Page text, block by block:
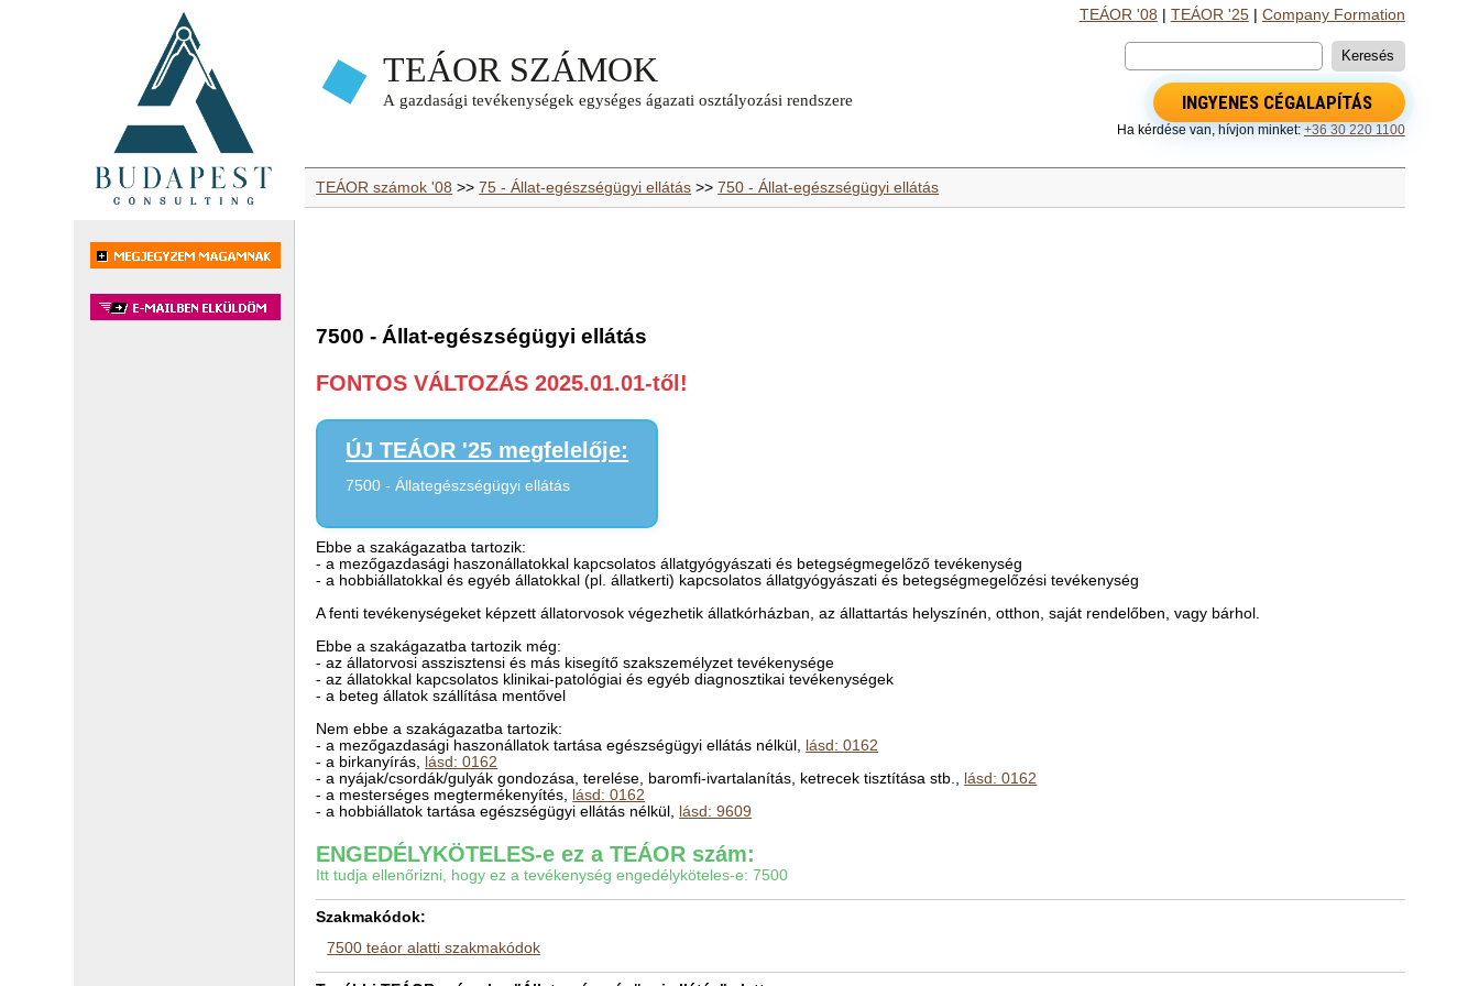
TEÁOR '08 TEÁOR '25| Company Formation
INGYENES CÉGALAPÍTÁS
Ha kérdése van, hívjon minket: +36 30 220 1100
TEÁOR számok '08 >>75 - Állat-egészségügyi ellátás >>750 - Állat-egészségügyi ellátás
7500 - Állat-egészségügyi ellátás
FONTOS VÁLTOZÁS 2025.01.01-től!
ÚJ TEÁOR '25 megfelelője:
7500 - Állategészségügyi ellátás
Ebbe a szakágazatba tartozik:
- a mezőgazdasági haszonállatokkal kapcsolatos állatgyógyászati és betegségmegelőző tevékenység
- a hobbiállatokkal és egyéb állatokkal (pl. állatkerti) kapcsolatos állatgyógyászati és betegségmegelőzési tevékenység
A fenti tevékenységeket képzett állatorvosok végezhetik állatkórházban, az állattartás helyszínén, otthon, saját rendelőben, vagy bárhol.
Ebbe a szakágazatba tartozik még:
- az állatorvosi asszisztensi és más kisegítő szakszemélyzet tevékenysége
- az állatokkal kapcsolatos klinikai-patológiai és egyéb diagnosztikai tevékenységek
- a beteg állatok szállítása mentővel
Nem ebbe a szakágazatba tartozik:
- a mezőgazdasági haszonállatok tartása egészségügyi ellátás nélkül, lásd: 0162
- a birkanyírás, lásd: 0162
- a nyájak/csordák/gulyák gondozása, terelése, baromfi-ivartalanítás, ketrecek tisztítása stb., lásd: 0162
- a mesterséges megtermékenyítés, lásd: 0162
- a hobbiállatok tartása egészségügyi ellátás nélkül, lásd: 9609
ENGEDÉLYKÖTELES-e ez a TEÁOR szám:
Itt tudja ellenőrizni, hogy ez a tevékenység engedélyköteles-e: 7500
Szakmakódok:
7500 teáor alatti szakmakódok